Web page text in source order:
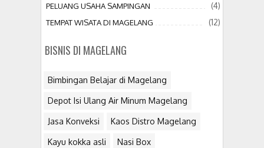
PELUANG USAHA SAMPINGAN (4)
TEMPAT WISATA DI MAGELANG (12)
BISNIS DI MAGELANG
Bimbingan Belajar di Magelang
Depot Isi Ulang Air Minum Magelang
Jasa Konveksi Kaos Distro Magelang
Kayu kokka asli Nasi Box